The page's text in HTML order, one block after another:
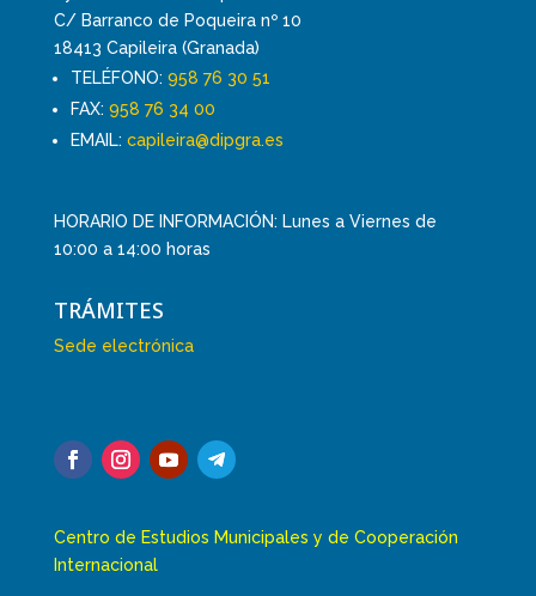
C/ Barranco de Poqueira nº 10
18413 Capileira (Granada)
TELÉFONO: 958 76 30 51
FAX: 958 76 34 00
EMAIL: capileira@dipgra.es
HORARIO DE INFORMACIÓN: Lunes a Viernes de
10:00 a 14:00 horas
TRÁMITES
Sede electrónica
Centro de Estudios Municipales y de Cooperación
Internacional